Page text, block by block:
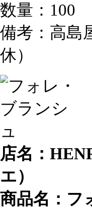
数量：100
備考：高島
休）
店名：
エ）
商品名：フ